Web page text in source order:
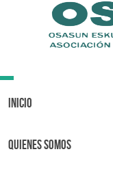
Toggle
Inicio
Quienes Somos